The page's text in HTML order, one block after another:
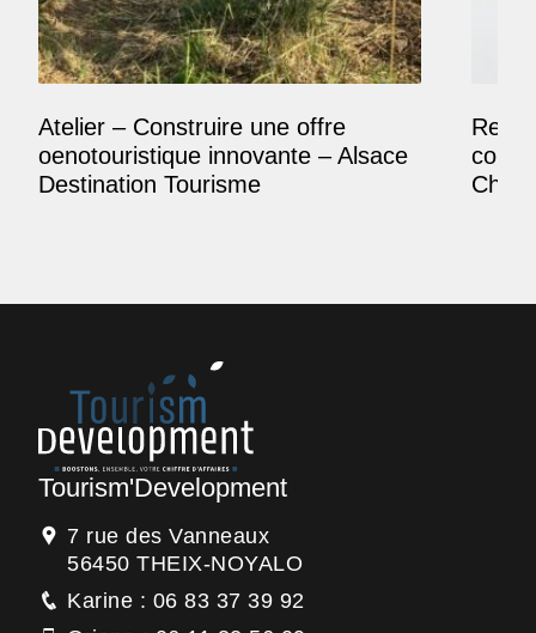
Atelier – Construire une offre
oenotouristique innovante – Alsace
Destination Tourisme
Tourism'Development
7 rue des Vanneaux
56450 THEIX-NOYALO
Karine : 06 83 37 39 92